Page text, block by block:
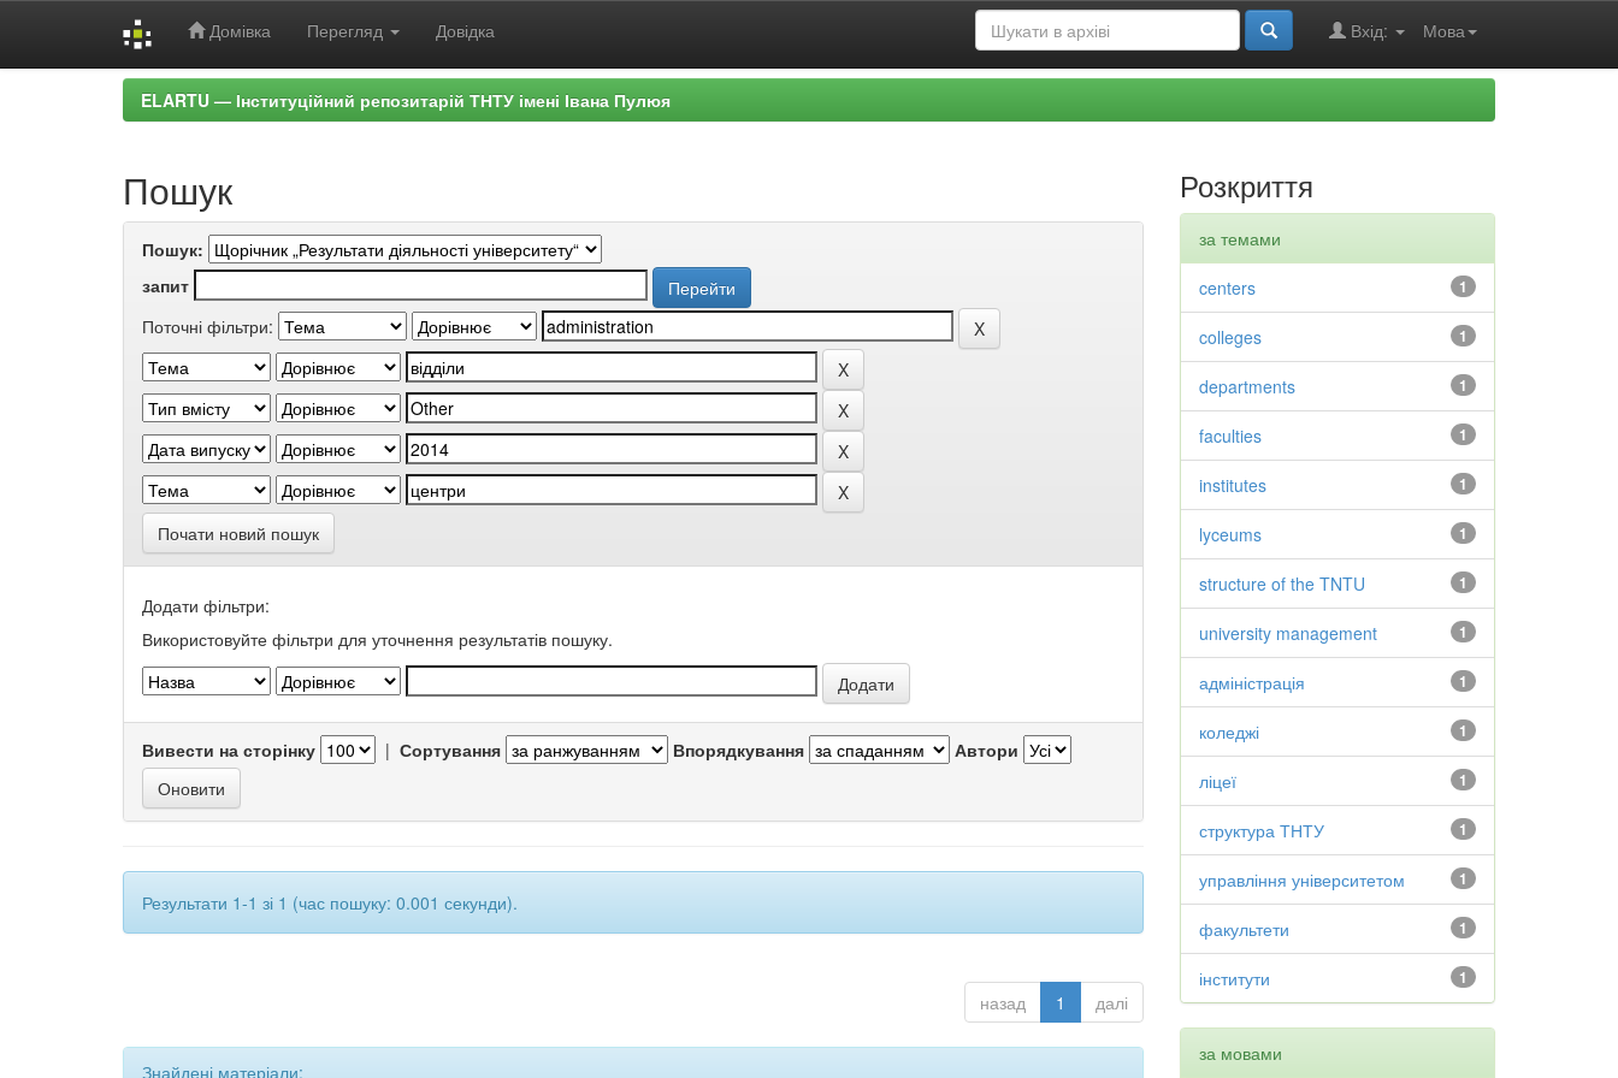
Домівка Перегляд Довідка Мова
Вхід:
ELARTU — Інституційний репозитарій ТНТУ імені Івана Пулюя
Пошук
Пошук:
запит
Поточні фільтри:
Почати новий пошук
Додати фільтри:
Використовуйте фільтри для уточнення результатів пошуку.
Вивести на сторінку | Сортування Впорядкування Автори
Результати 1-1 зі 1 (час пошуку: 0.001 секунди).
назад 1 далі
Знайдені матеріали:
Розкриття
за темами
1
centers
1
colleges
1
departments
1
faculties
1
institutes
1
lyceums
1
structure of the TNTU
1
university management
1
адміністрація
1
коледжі
1
ліцеї
1
структура ТНТУ
1
управління університетом
1
факультети
1
інститути
за мовами